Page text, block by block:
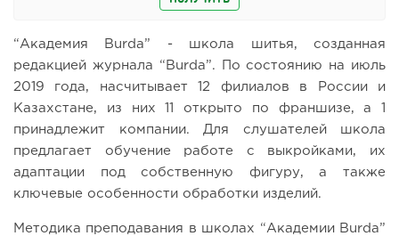
“Академия Burda” - школа шитья, созданная
редакцией журнала “Burda”. По состоянию на июль
2019 года, насчитывает 12 филиалов в России и
Казахстане, из них 11 открыто по франшизе, а 1
принадлежит компании. Для слушателей школа
предлагает обучение работе с выкройками, их
адаптации под собственную фигуру, а также
ключевые особенности обработки изделий.
Методика преподавания в школах “Академии Burda”